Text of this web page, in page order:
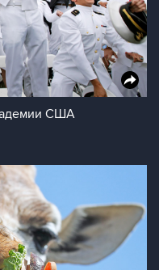
США